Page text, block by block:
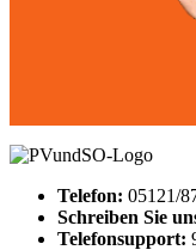
Telefon: 05121/
Schreiben Sie
Telefonsupport: